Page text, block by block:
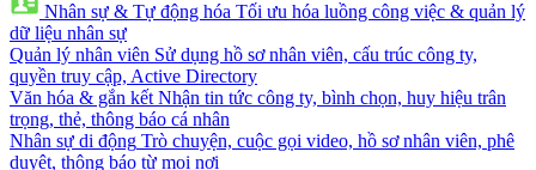
Nhân sự & Tự động hóa Tối ưu hóa luồng công việc & quản lý
dữ liệu nhân sự
Quản lý nhân viên Sử dụng hồ sơ nhân viên, cấu trúc công ty,
quyền truy cập, Active Directory
Văn hóa & gắn kết Nhận tin tức công ty, bình chọn, huy hiệu trân
trọng, thẻ, thông báo cá nhân
Nhân sự di động Trò chuyện, cuộc gọi video, hồ sơ nhân viên, phê
duyệt, thông báo từ mọi nơi